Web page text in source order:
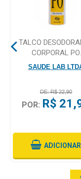
Aparelhos
Primeiros
Socorros
Utilidade
TALCO
CORPORAL PO
PELOTENSE
SAUDE LAB
DE: R$ 22,90
POR: R$
ADICIONAR